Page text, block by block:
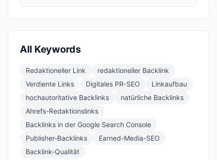
All Keywords
Redaktioneller Link
redaktioneller Backlink
Verdiente Links
Digitales PR-SEO
Linkaufbau
hochautoritative Backlinks
natürliche Backlinks
Ahrefs-Redaktionslinks
Backlinks in der Google Search Console
Publisher-Backlinks
Earned-Media-SEO
Backlink-Qualität